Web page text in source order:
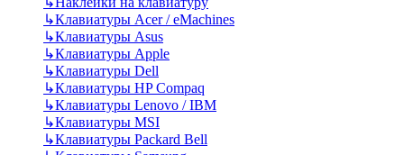
↳Клавиатуры Acer / eMachines
↳Клавиатуры Asus
↳Клавиатуры Apple
↳Клавиатуры Dell
↳Клавиатуры HP Compaq
↳Клавиатуры Lenovo / IBM
↳Клавиатуры MSI
↳Клавиатуры Packard Bell